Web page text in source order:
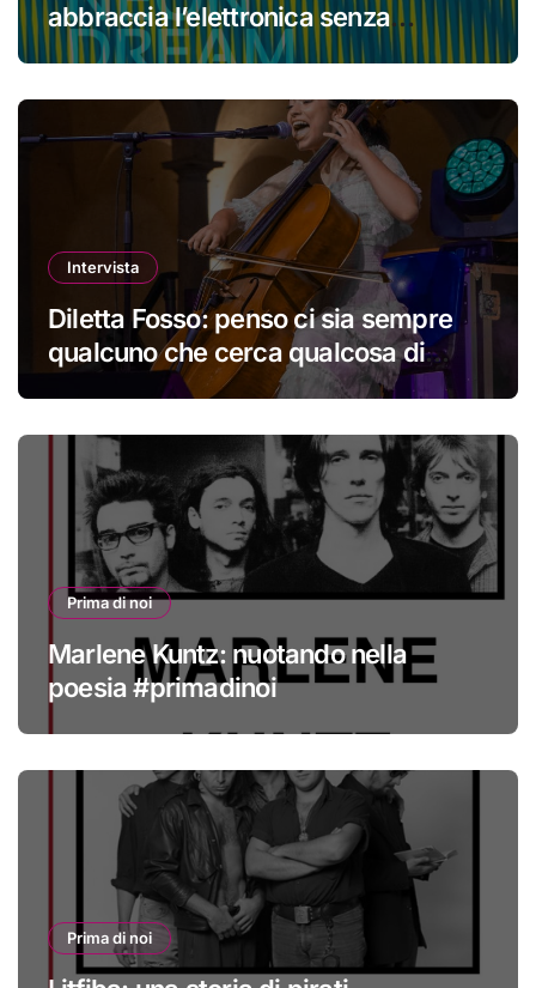
abbraccia l’elettronica senza
perdere la propria identità
Intervista
Diletta Fosso: penso ci sia sempre
qualcuno che cerca qualcosa di
Prima di noi
Marlene Kuntz: nuotando nella
poesia #primadinoi
Prima di noi